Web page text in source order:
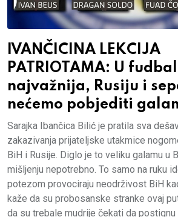
IVANČICINA LEKCIJA
PATRIOTAMA: U
najvažnija, Rusiju i
nećemo pobjediti
Sarajka Ibančica Bilić je pratila sva
zakazivanja prijateljske utakmice
BiH i Rusije. Diglo je to veliku galamu u
mišljenju nepotrebno. To samo na ruku
potezom provociraju neodrživost BiH
kaže da su probosanske stranke ovaj
da su trebale mudrije čekati da